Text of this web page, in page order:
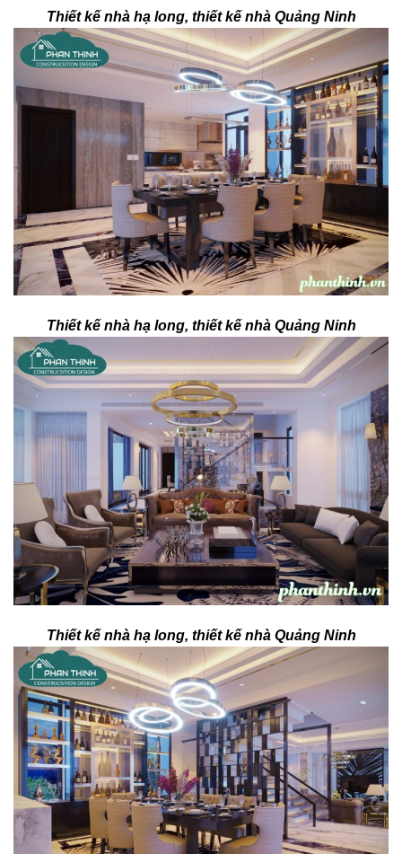
Thiết kế nhà hạ long, thiết kế nhà Quảng Ninh
Thiết kế nhà hạ long, thiết kế nhà Quảng Ninh
Thiết kế nhà hạ long, thiết kế nhà Quảng Ninh